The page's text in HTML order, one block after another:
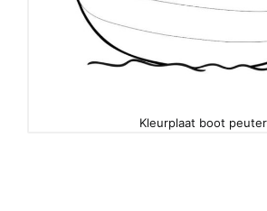
Kleurplaat boot peuter